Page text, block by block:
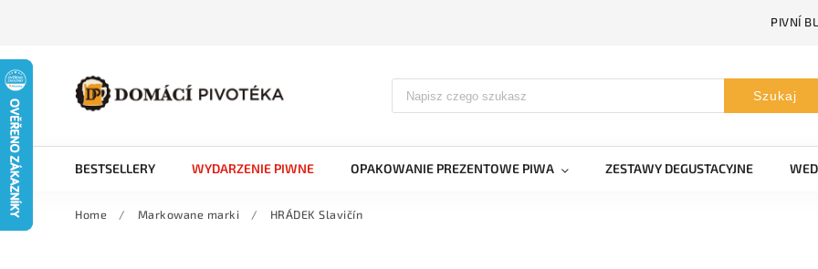
PIVNÍ
Szukaj
BESTSELLERY WYDARZENIE PIWNE OPAKOWANIE PREZENTOWE PIWA ZESTAWY DEGUSTACYJNE
Home / Markowane marki / HRÁDEK Slavičín